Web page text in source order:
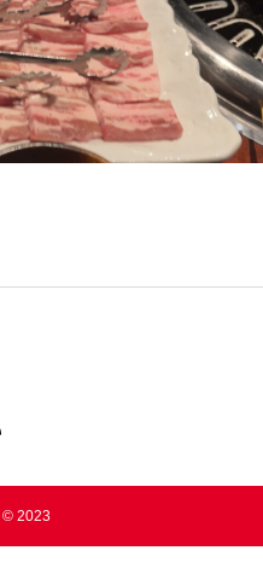
© 2023